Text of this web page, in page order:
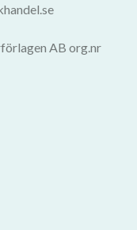
AB org.nr